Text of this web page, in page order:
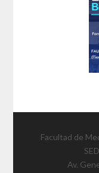
Facultad de
Av.